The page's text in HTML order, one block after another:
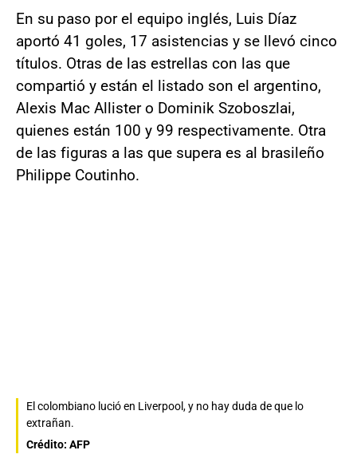
En su paso por el equipo inglés, Luis Díaz
aportó 41 goles, 17 asistencias y se llevó cinco
títulos. Otras de las estrellas con las que
compartió y están el listado son el argentino,
Alexis Mac Allister o Dominik Szoboszlai,
quienes están 100 y 99 respectivamente. Otra
de las figuras a las que supera es al brasileño
Philippe Coutinho.
El colombiano lució en Liverpool, y no hay duda de que lo
extrañan.
Crédito: AFP